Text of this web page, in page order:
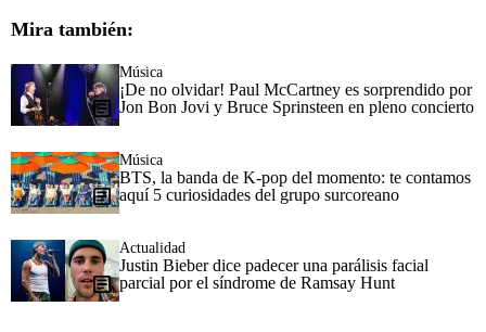
Mira también:
Música
¡De no olvidar! Paul McCartney es sorprendido por
Jon Bon Jovi y Bruce Sprinsteen en pleno concierto
Música
BTS, la banda de K-pop del momento: te contamos
aquí 5 curiosidades del grupo surcoreano
Actualidad
Justin Bieber dice padecer una parálisis facial
parcial por el síndrome de Ramsay Hunt